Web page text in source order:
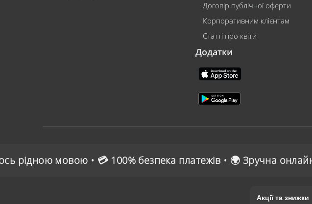
Договір публічної оферти
Корпоративним клієнтам
Статті про квіти
Додатки
100% безпека платежів • 🌍 Зручна онлайн-оплата
Акції та знижки